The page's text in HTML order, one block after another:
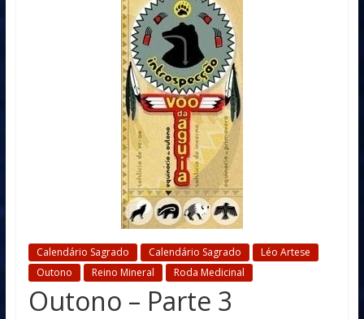
Calendário Sagrado Calendário Sagrado
Léo Artese
Outono
Reino Mineral Roda Medicinal
Outono – Parte 3